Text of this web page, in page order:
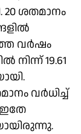
ശതമാനം
വര്‍ഷം
നിന്ന് 19.61
വര്‍ധിച്ച്
ഇതേ